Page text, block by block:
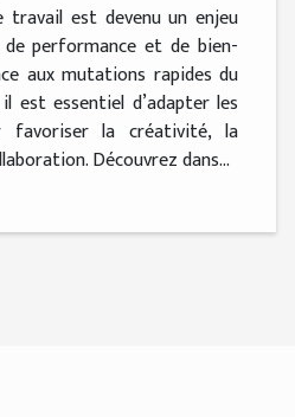
travail est devenu un enjeu
performance et de bien-
aux mutations rapides du
est essentiel d’adapter les
favoriser la créativité, la
Découvrez dans...